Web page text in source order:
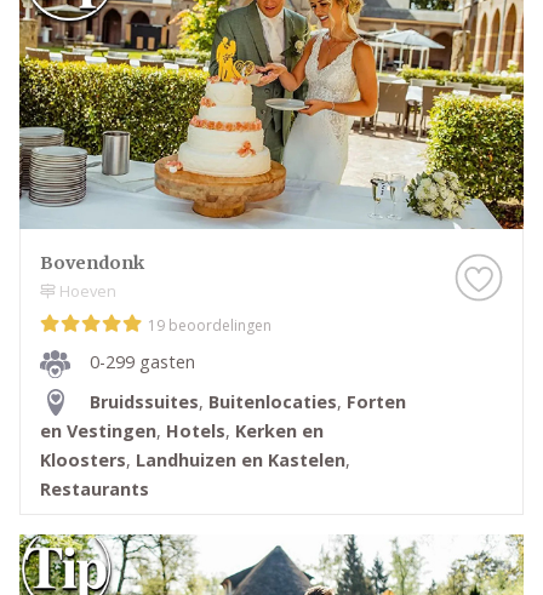
Bovendonk
Hoeven
19 beoordelingen
0-299 gasten
Bruidssuites, Buitenlocaties, Forten
en Vestingen, Hotels, Kerken en
Kloosters, Landhuizen en Kastelen,
Restaurants